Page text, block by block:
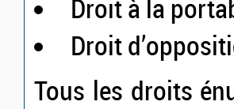
Droit à la
Droit
Tous les droits